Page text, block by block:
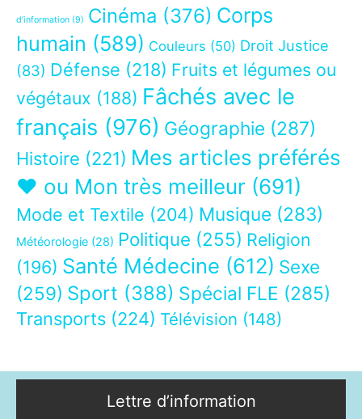
d’information (9) Cinéma (376) Corps
humain (589) Couleurs (50) Droit Justice
(83) Défense (218) Fruits et légumes ou
végétaux (188) Fâchés avec le
français (976) Géographie (287)
Histoire (221) Mes articles préférés
❤ ou Mon très meilleur (691)
Mode et Textile (204) Musique (283)
Météorologie (28) Politique (255) Religion
(196) Santé Médecine (612) Sexe
(259) Sport (388) Spécial FLE (285)
Transports (224) Télévision (148)
Lettre d’information